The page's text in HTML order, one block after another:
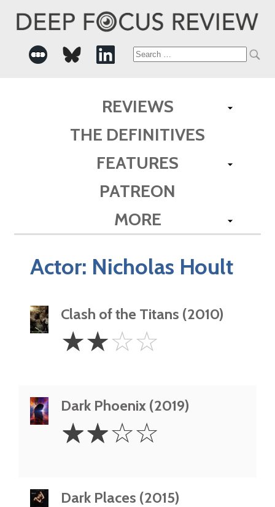
Search
REVIEWS
THE DEFINITIVES
FEATURES
PATREON
MORE
Actor: Nicholas Hoult
Clash of the Titans (2010)
Stars
☆☆☆☆
Dark Phoenix (2019)
Stars
☆☆☆☆
Dark Places (2015)